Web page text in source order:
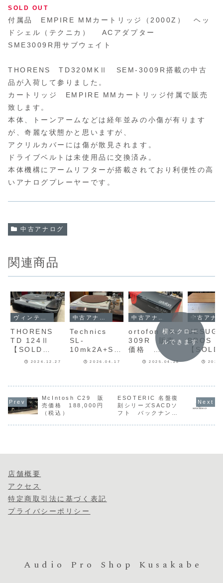
SOLD OUT
付属品 EMPIRE MMカートリッジ（2000Z） ヘッ
ドシェル（テクニカ） ACアダプター
SME3009R用サブウェイト
THORENS TD320MKⅡ SEM-3009R搭載の中古
品が入荷して参りました。
カートリッジ EMPIRE MMカートリッジ付属で販売
致します。
本体、トーンアームなどは経年並みの小傷が有ります
が、奇麗な状態かと思いますが、
アクリルカバーには傷が散見されます。
ドライブベルトは未使用品に交換済み。
本体機構にアームリフターが搭載されており利便性の高
いアナログプレーヤーです。
中古アナログ
関連商品
THORENS
TD 124Ⅱ
【SOLD
OUT】2024.12.27
Technics
SL-
10mk2A+SH
-10B7 SME
載 販売価
格 280,000
円（税込）
→ 値下げ
2026.04.17
ortofon AS-
309R 販売
価格
308,000円
2025.04.28
UESUGI
BROS
【SOLD
OUT】
横スクロー
ルできます
McIntosh C29 販
売価格 188,000円
（税込）
ESOTERIC 名盤復
刻シリーズSACDソ
フト バックナンバ
店舗概要
アクセス
特定商取引法に基づく表記
プライバシーポリシー
Audio Pro Shop Kusakabe